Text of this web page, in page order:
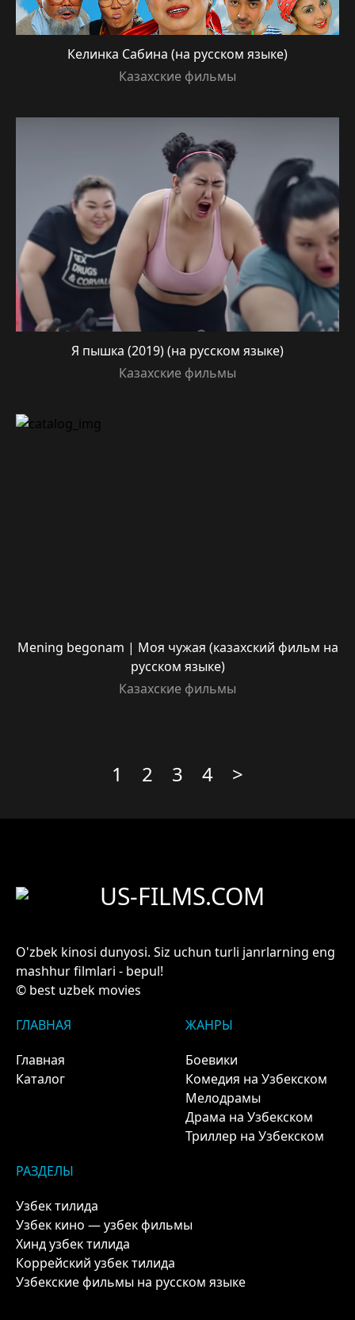
Келинка Сабина (на русском языке)
Казахские фильмы
Я пышка (2019) (на русском языке)
Казахские фильмы
Mening begonam | Моя чужая (казахский фильм на
русском языке)
Казахские фильмы
1 2 3 4 >
US-FILMS.COM
O'zbek kinosi dunyosi. Siz uchun turli janrlarning eng
mashhur filmlari - bepul!
© best uzbek movies
ГЛАВНАЯ
Главная
Каталог
ЖАНРЫ
Боевики
Комедия на Узбекском
Мелодрамы
Драма на Узбекском
Триллер на Узбекском
РАЗДЕЛЫ
Узбек тилида
Узбек кино — узбек фильмы
Хинд узбек тилида
Коррейский узбек тилида
Узбекские фильмы на русском языке